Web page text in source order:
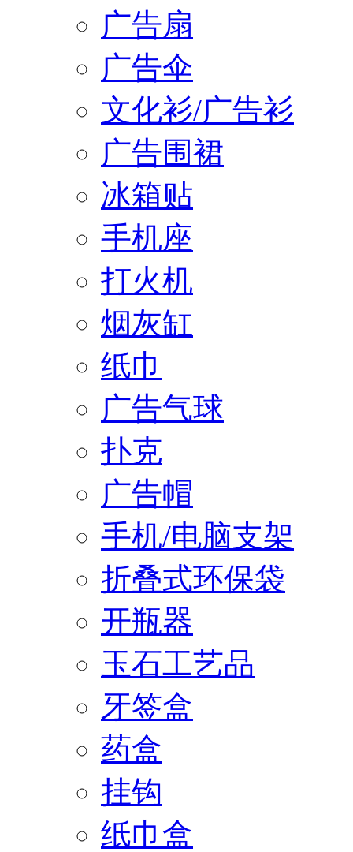
广告扇
广告伞
文化衫/广告衫
广告围裙
冰箱贴
手机座
打火机
烟灰缸
纸巾
广告气球
扑克
广告帽
手机/电脑支架
折叠式环保袋
开瓶器
玉石工艺品
牙签盒
药盒
挂钩
纸巾盒